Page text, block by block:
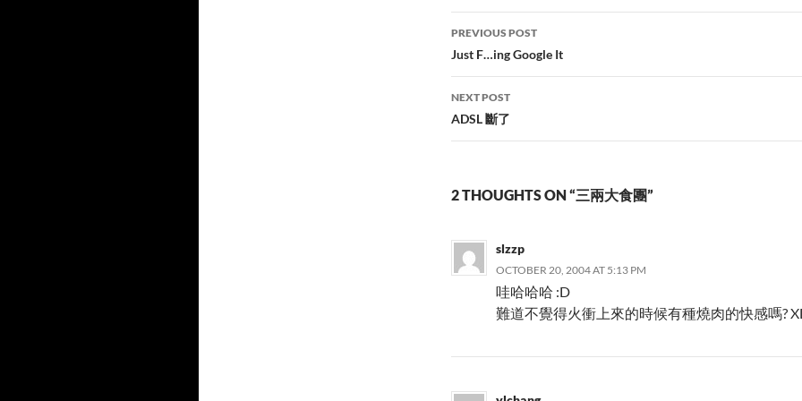
Post
navigation
PREVIOUS POST
Just F…ing Google It
NEXT POST
ADSL 斷了
2 THOUGHTS ON “三兩大食團”
slzzp
OCTOBER 20, 2004 AT 5:13 PM
哇哈哈哈 :D
難道不覺得火衝上來的時候有種燒肉的快感嗎?